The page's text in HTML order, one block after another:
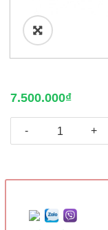
🔍
7.500.000₫
scan
Plustek